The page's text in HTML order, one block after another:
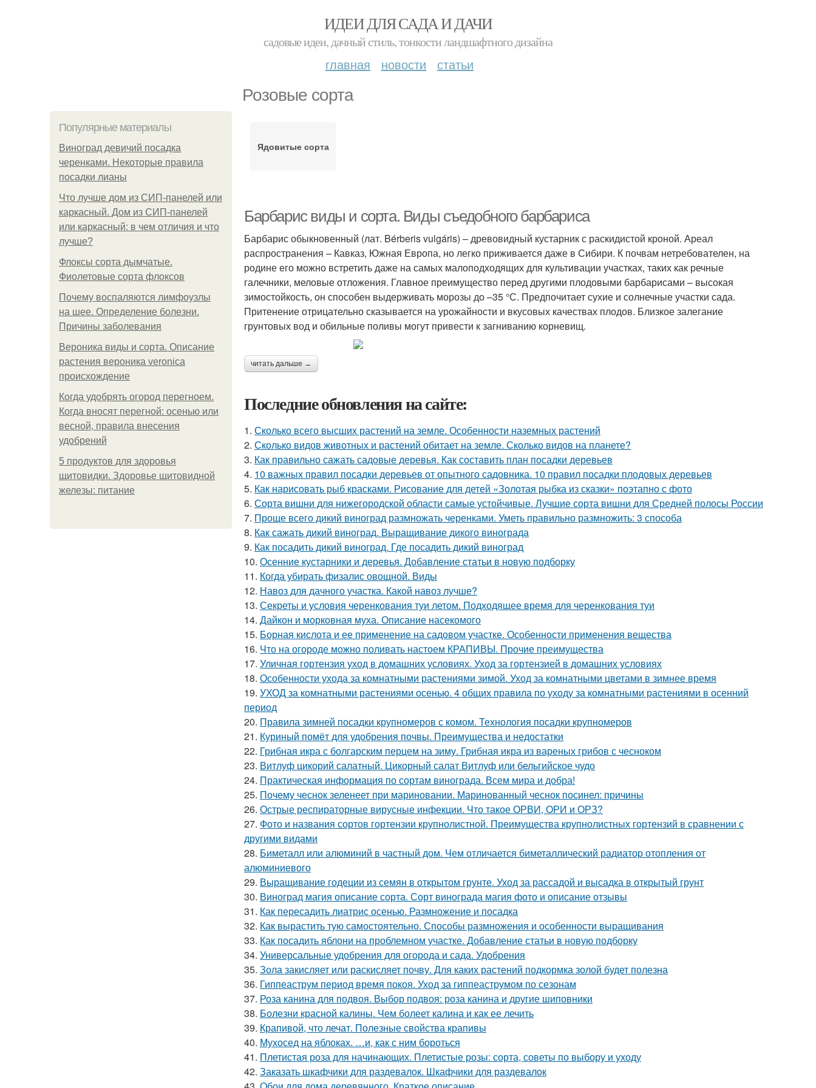
ИДЕИ ДЛЯ САДА И ДАЧИ
садовые идеи, дачный стиль, тонкости ландшафтного дизайна
главная новости статьи
Розовые сорта
Популярные материалы
Виноград девичий посадка
черенками. Некоторые правила
посадки лианы
Что лучше дом из СИП-панелей или
каркасный. Дом из СИП-панелей
или каркасный: в чем отличия и что
лучше?
Флоксы сорта дымчатые.
Фиолетовые сорта флоксов
Почему воспаляются лимфоузлы
на шее. Определение болезни.
Причины заболевания
Вероника виды и сорта. Описание
растения вероника veronica
происхождение
Когда удобрять огород перегноем.
Когда вносят перегной: осенью или
весной, правила внесения
удобрений
5 продуктов для здоровья
щитовидки. Здоровье щитовидной
железы: питание
Ядовитые сорта
Барбарис виды и сорта. Виды съедобного барбариса
Барбарис обыкновенный (лат. Bérberis vulgáris) – древовидный кустарник с раскидистой кроной. Ареал
распространения – Кавказ, Южная Европа, но легко приживается даже в Сибири. К почвам нетребователен, на
родине его можно встретить даже на самых малоподходящих для культивации участках, таких как речные
галечники, меловые отложения. Главное преимущество перед другими плодовыми барбарисами – высокая
зимостойкость, он способен выдерживать морозы до –35 °С. Предпочитает сухие и солнечные участки сада.
Притенение отрицательно сказывается на урожайности и вкусовых качествах плодов. Близкое залегание
грунтовых вод и обильные поливы могут привести к загниванию корневищ.
читать дальше →
Последние обновления на сайте:
1. Сколько всего высших растений на земле. Особенности наземных растений
2. Сколько видов животных и растений обитает на земле. Сколько видов на планете?
3. Как правильно сажать садовые деревья. Как составить план посадки деревьев
4. 10 важных правил посадки деревьев от опытного садовника. 10 правил посадки плодовых деревьев
5. Как нарисовать рыб красками. Рисование для детей «Золотая рыбка из сказки» поэтапно с фото
6. Сорта вишни для нижегородской области самые устойчивые. Лучшие сорта вишни для Средней полосы России
7. Проще всего дикий виноград размножать черенками. Уметь правильно размножить: 3 способа
8. Как сажать дикий виноград. Выращивание дикого винограда
9. Как посадить дикий виноград. Где посадить дикий виноград
10. Осенние кустарники и деревья. Добавление статьи в новую подборку
11. Когда убирать физалис овощной. Виды
12. Навоз для дачного участка. Какой навоз лучше?
13. Секреты и условия черенкования туи летом. Подходящее время для черенкования туи
14. Дайкон и морковная муха. Описание насекомого
15. Борная кислота и ее применение на садовом участке. Особенности применения вещества
16. Что на огороде можно поливать настоем КРАПИВЫ. Прочие преимущества
17. Уличная гортензия уход в домашних условиях. Уход за гортензией в домашних условиях
18. Особенности ухода за комнатными растениями зимой. Уход за комнатными цветами в зимнее время
19. УХОД за комнатными растениями осенью. 4 общих правила по уходу за комнатными растениями в осенний
период
20. Правила зимней посадки крупномеров с комом. Технология посадки крупномеров
21. Куриный помёт для удобрения почвы. Преимущества и недостатки
22. Грибная икра с болгарским перцем на зиму. Грибная икра из вареных грибов с чесноком
23. Витлуф цикорий салатный. Цикорный салат Витлуф или бельгийское чудо
24. Практическая информация по сортам винограда. Всем мира и добра!
25. Почему чеснок зеленеет при мариновании. Маринованный чеснок посинел: причины
26. Острые респираторные вирусные инфекции. Что такое ОРВИ, ОРИ и ОРЗ?
27. Фото и названия сортов гортензии крупнолистной. Преимущества крупнолистных гортензий в сравнении с
другими видами
28. Биметалл или алюминий в частный дом. Чем отличается биметаллический радиатор отопления от
алюминиевого
29. Выращивание годеции из семян в открытом грунте. Уход за рассадой и высадка в открытый грунт
30. Виноград магия описание сорта. Сорт винограда магия фото и описание отзывы
31. Как пересадить лиатрис осенью. Размножение и посадка
32. Как вырастить тую самостоятельно. Способы размножения и особенности выращивания
33. Как посадить яблони на проблемном участке. Добавление статьи в новую подборку
34. Универсальные удобрения для огорода и сада. Удобрения
35. Зола закисляет или раскисляет почву. Для каких растений подкормка золой будет полезна
36. Гиппеаструм период время покоя. Уход за гиппеаструмом по сезонам
37. Роза канина для подвоя. Выбор подвоя: роза канина и другие шиповники
38. Болезни красной калины. Чем болеет калина и как ее лечить
39. Крапивой, что лечат. Полезные свойства крапивы
40. Мухосед на яблоках. …и, как с ним бороться
41. Плетистая роза для начинающих. Плетистые розы: сорта, советы по выбору и уходу
42. Заказать шкафчики для раздевалок. Шкафчики для раздевалок